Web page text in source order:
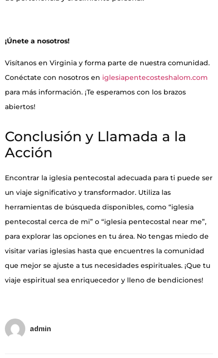
¡Únete a nosotros!
Visítanos en Virginia y forma parte de nuestra comunidad.
Conéctate con nosotros en iglesiapentecosteshalom.com
para más información. ¡Te esperamos con los brazos
abiertos!
Conclusión y Llamada a la
Acción
Encontrar la iglesia pentecostal adecuada para ti puede ser
un viaje significativo y transformador. Utiliza las
herramientas de búsqueda disponibles, como “iglesia
pentecostal cerca de mi” o “iglesia pentecostal near me”,
para explorar las opciones en tu área. No tengas miedo de
visitar varias iglesias hasta que encuentres la comunidad
que mejor se ajuste a tus necesidades espirituales. ¡Que tu
viaje espiritual sea enriquecedor y lleno de bendiciones!
admin